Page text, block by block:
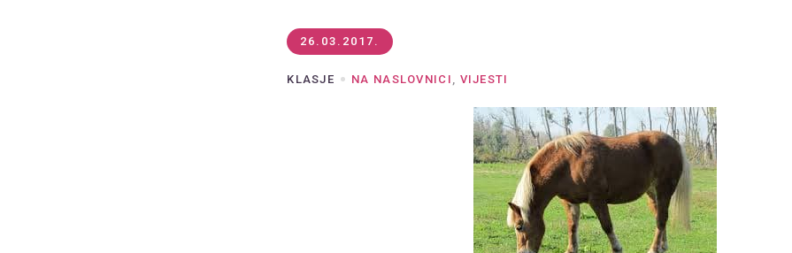
26.03.2017.
KLASJE NA NASLOVNICI , VIJESTI